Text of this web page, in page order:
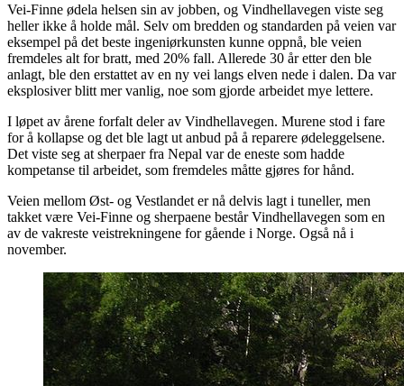
Vei-Finne ødela helsen sin av jobben, og Vindhellavegen viste seg
heller ikke å holde mål. Selv om bredden og standarden på veien var
eksempel på det beste ingeniørkunsten kunne oppnå, ble veien
fremdeles alt for bratt, med 20% fall. Allerede 30 år etter den ble
anlagt, ble den erstattet av en ny vei langs elven nede i dalen. Da var
eksplosiver blitt mer vanlig, noe som gjorde arbeidet mye lettere.
I løpet av årene forfalt deler av Vindhellavegen. Murene stod i fare
for å kollapse og det ble lagt ut anbud på å reparere ødeleggelsene.
Det viste seg at sherpaer fra Nepal var de eneste som hadde
kompetanse til arbeidet, som fremdeles måtte gjøres for hånd.
Veien mellom Øst- og Vestlandet er nå delvis lagt i tuneller, men
takket være Vei-Finne og sherpaene består Vindhellavegen som en
av de vakreste veistrekningene for gående i Norge. Også nå i
november.